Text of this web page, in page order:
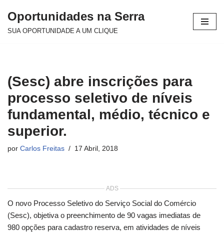
Avançar
Oportunidades na Serra
SUA OPORTUNIDADE A UM CLIQUE
(Sesc) abre inscrições para
processo seletivo de níveis
fundamental, médio, técnico e
superior.
por Carlos Freitas 17 Abril, 2018
ADS
O novo Processo Seletivo do Serviço Social do Comércio
(Sesc), objetiva o preenchimento de 90 vagas imediatas de
980 opções para cadastro reserva, em atividades de níveis